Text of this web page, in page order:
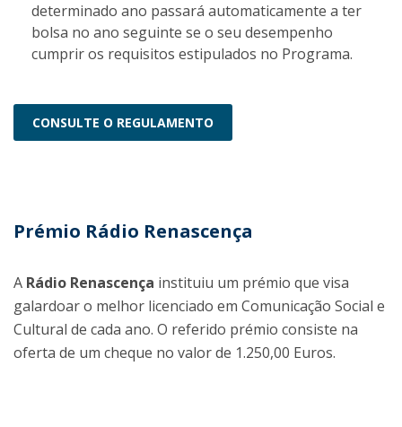
determinado ano passará automaticamente a ter
bolsa no ano seguinte se o seu desempenho
cumprir os requisitos estipulados no Programa.
CONSULTE O REGULAMENTO
Prémio Rádio Renascença
A Rádio Renascença instituiu um prémio que visa
galardoar o melhor licenciado em Comunicação Social e
Cultural de cada ano. O referido prémio consiste na
oferta de um cheque no valor de 1.250,00 Euros.